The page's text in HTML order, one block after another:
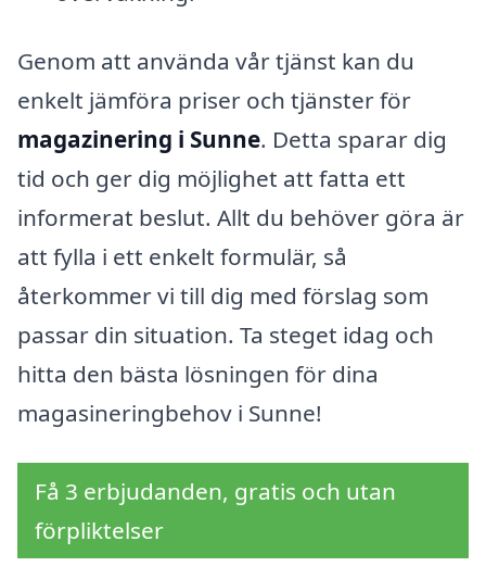
Genom att använda vår tjänst kan du
enkelt jämföra priser och tjänster för
magazinering i Sunne. Detta sparar dig
tid och ger dig möjlighet att fatta ett
informerat beslut. Allt du behöver göra är
att fylla i ett enkelt formulär, så
återkommer vi till dig med förslag som
passar din situation. Ta steget idag och
hitta den bästa lösningen för dina
magasineringbehov i Sunne!
Få 3 erbjudanden, gratis och utan
förpliktelser